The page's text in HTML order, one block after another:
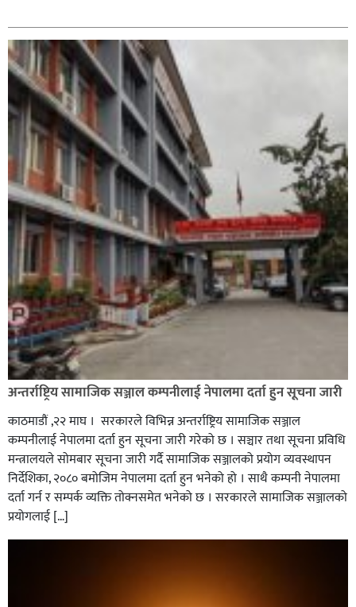
अन्तर्राष्ट्रिय सामाजिक सञ्जाल कम्पनीलाई नेपालमा दर्ता हुन सूचना जारी
काठमाडौं ,२२ माघ । सरकारले विभिन्न अन्तर्राष्ट्रिय सामाजिक सञ्जाल
कम्पनीलाई नेपालमा दर्ता हुन सूचना जारी गरेको छ । सञ्चार तथा सूचना प्रविधि
मन्त्रालयले सोमबार सूचना जारी गर्दै सामाजिक सञ्जालको प्रयोग व्यवस्थापन
निर्देशिका, २०८० बमोजिम नेपालमा दर्ता हुन भनेको हो । साथै कम्पनी नेपालमा
दर्ता गर्न र सम्पर्क व्यक्ति तोक्नसमेत भनेको छ । सरकारले सामाजिक सञ्जालको
प्रयोगलाई […]